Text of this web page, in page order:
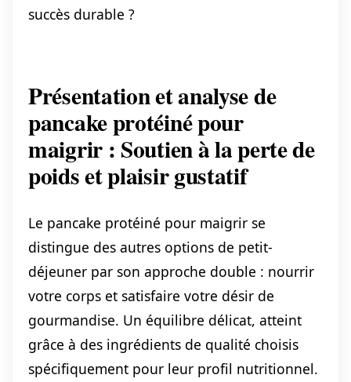
succès durable ?
Présentation et analyse de
pancake protéiné pour
maigrir : Soutien à la perte de
poids et plaisir gustatif
Le pancake protéiné pour maigrir se
distingue des autres options de petit-
déjeuner par son approche double : nourrir
votre corps et satisfaire votre désir de
gourmandise. Un équilibre délicat, atteint
grâce à des ingrédients de qualité choisis
spécifiquement pour leur profil nutritionnel.